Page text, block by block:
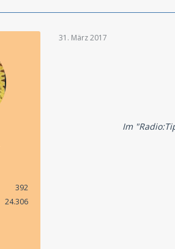
392
24.306
31. März 2017
Im